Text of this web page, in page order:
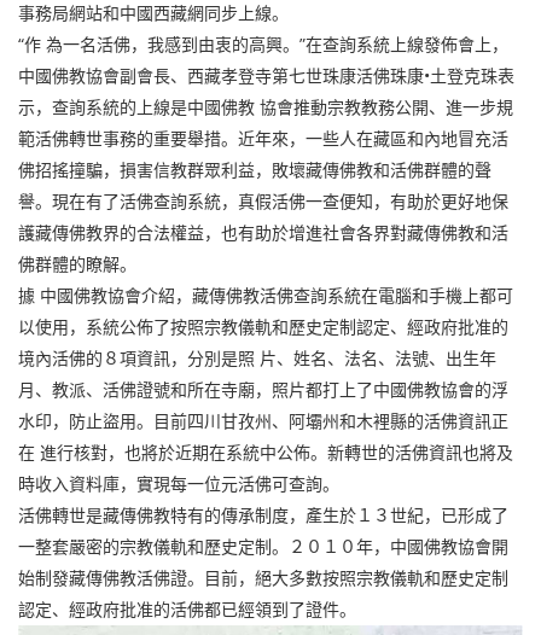
事務局網站和中國西藏網同步上線。
“作 為一名活佛，我感到由衷的高興。”在查詢系統上線發佈會上，
中國佛教協會副會長、西藏孝登寺第七世珠康活佛珠康•土登克珠表
示，查詢系統的上線是中國佛教 協會推動宗教教務公開、進一步規
範活佛轉世事務的重要舉措。近年來，一些人在藏區和內地冒充活
佛招搖撞騙，損害信教群眾利益，敗壞藏傳佛教和活佛群體的聲
譽。現在有了活佛查詢系統，真假活佛一查便知，有助於更好地保
護藏傳佛教界的合法權益，也有助於增進社會各界對藏傳佛教和活
佛群體的瞭解。
據 中國佛教協會介紹，藏傳佛教活佛查詢系統在電腦和手機上都可
以使用，系統公佈了按照宗教儀軌和歷史定制認定、經政府批准的
境內活佛的８項資訊，分別是照 片、姓名、法名、法號、出生年
月、教派、活佛證號和所在寺廟，照片都打上了中國佛教協會的浮
水印，防止盜用。目前四川甘孜州、阿壩州和木裡縣的活佛資訊正
在 進行核對，也將於近期在系統中公佈。新轉世的活佛資訊也將及
時收入資料庫，實現每一位元活佛可查詢。
活佛轉世是藏傳佛教特有的傳承制度，產生於１３世紀，已形成了
一整套嚴密的宗教儀軌和歷史定制。２０１０年，中國佛教協會開
始制發藏傳佛教活佛證。目前，絕大多數按照宗教儀軌和歷史定制
認定、經政府批准的活佛都已經領到了證件。